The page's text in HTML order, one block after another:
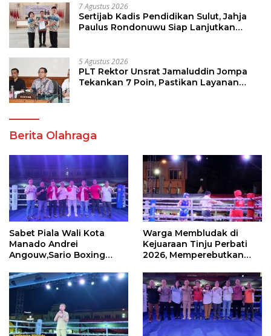
7 Agustus 2026
Sertijab Kadis Pendidikan Sulut, Jahja
Paulus Rondonuwu Siap Lanjutkan
5 Agustus 2026
PLT Rektor Unsrat Jamaluddin Jompa
Tekankan 7 Poin, Pastikan Layanan
Berita Olahraga
Sabet Piala Wali Kota
Manado Andrei
Angouw,Sario Boxing
Perbati 2026
Warga Membludak di
Kejuaraan Tinju Perbati
2026, Memperebutkan